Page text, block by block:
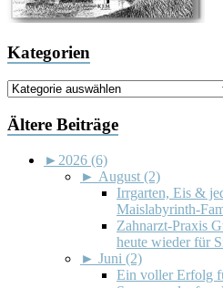
Kategorien
Kategorien
Ältere Beiträge
► 2026 (6)
► August (2)
Irrgarten, Eis &
Maislabyrinth-
Zahnarzt-Praxis
heute wieder für
► Juni (2)
Ein voller Erfolg